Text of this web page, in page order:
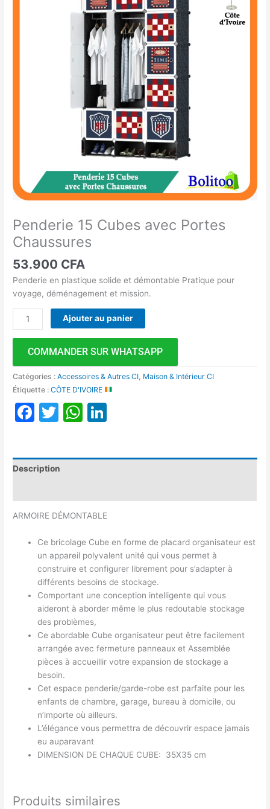
Penderie 15 Cubes avec Portes
Chaussures
53.900 CFA
Penderie en plastique solide et démontable Pratique pour
voyage, déménagement et mission.
Ajouter au panier
COMMANDER SUR WHATSAPP
Catégories :Accessoires & Autres CI Maison & Intérieur CI
Étiquette :CÔTE D'IVOIRE
Facebook
TwitterWhatsApp
Description
ARMOIRE DÉMONTABLE
Ce bricolage Cube en forme de placard organisateur est
un appareil polyvalent unité qui vous permet à
construire et configurer librement pour s’adapter à
différents besoins de stockage.
Comportant une conception intelligente qui vous
aideront à aborder même le plus redoutable stockage
des problèmes,
Ce abordable Cube organisateur peut être facilement
arrangée avec fermeture panneaux et Assemblée
pièces à accueillir votre expansion de stockage a
besoin.
Cet espace penderie/garde-robe est parfaite pour les
enfants de chambre, garage, bureau à domicile, ou
n’importe où ailleurs.
L’élégance vous permettra de découvrir espace jamais
eu auparavant
DIMENSION DE CHAQUE CUBE: 35X35 cm
Produits similaires